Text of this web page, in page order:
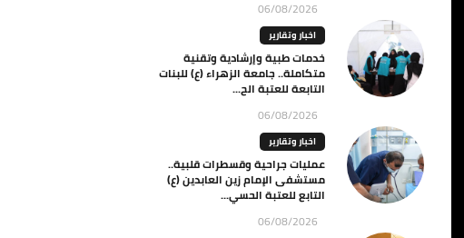
06/08/2026
اخبار وتقارير
خدمات طبية وإرشادية وتقنية
متكاملة.. جامعة الزهراء (ع) للبنات
التابعة للعتبة الح...
06/08/2026
اخبار وتقارير
عمليات جراحية وقسطرات قلبية..
مستشفى الإمام زين العابدين (ع)
التابع للعتبة الحسي...
06/08/2026